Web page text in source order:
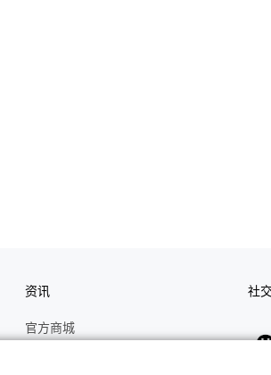
资讯
官方商城
社